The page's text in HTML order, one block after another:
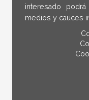
interesado
medios y cauces